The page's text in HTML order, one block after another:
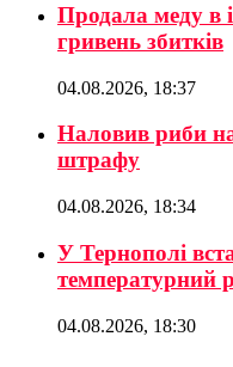
Продала меду в
гривень збитків
04.08.2026, 18:37
Наловив риби
штрафу
04.08.2026, 18:34
У Тернополі
температурний
04.08.2026, 18:30